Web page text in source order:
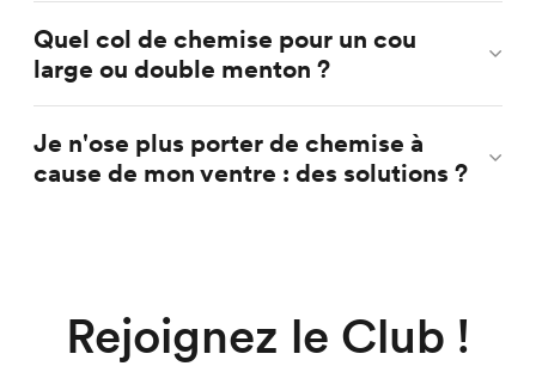
Quel col de chemise pour un cou
large ou double menton ?
Je n'ose plus porter de chemise à
cause de mon ventre : des solutions ?
Rejoignez le Club !